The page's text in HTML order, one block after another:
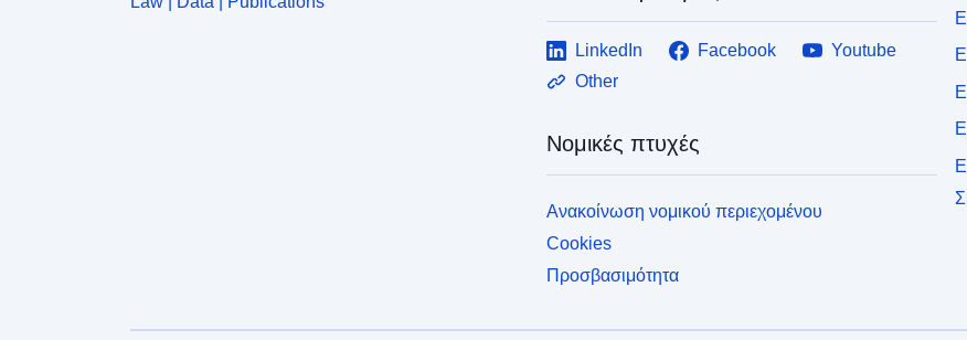
LinkedIn Facebook
Youtube
Other
Νομικές πτυχές
Ανακοίνωση νομικού περιεχομένου
Cookies
Προσβασιμότητα